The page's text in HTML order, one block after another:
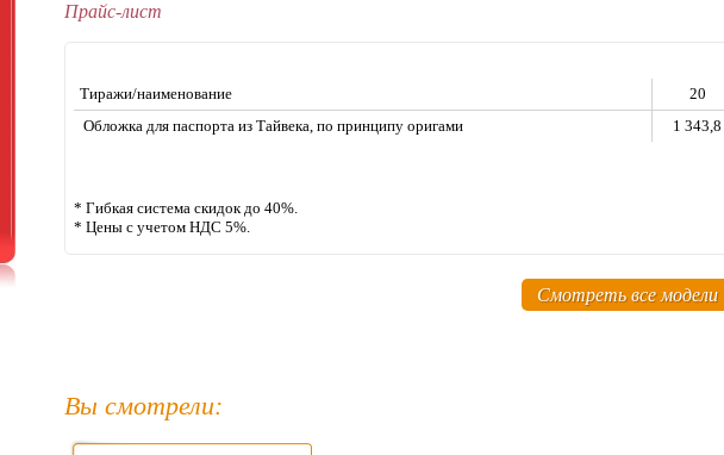
Прайс-лист
Тиражи/наименование 20
Обложка для паспорта из Тайвека, по принципу оригами
1 343,8
* Гибкая система скидок до 40%.
* Цены с учетом НДС 5%.
Смотреть все модели
Вы смотрели: